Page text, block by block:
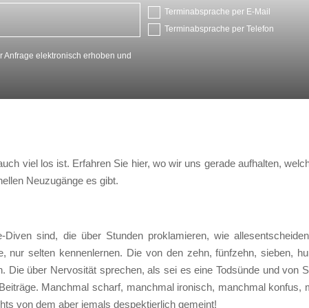
Terminabsprache per E-Mail
Terminabsprache per Telefon
Anfrage elektronisch erhoben und
viel los ist. Erfahren Sie hier, wo wir uns gerade aufhalten,
Neuzugänge es gibt.
sind, die über Stunden proklamieren, wie
nur selten kennenlernen. Die von den zehn, fünfzehn, sieben,
Die über Nervosität sprechen, als sei es eine Todsünde und von
Manchmal scharf, manchmal ironisch, manchmal konfus,
von dem aber jemals despektierlich gemeint!